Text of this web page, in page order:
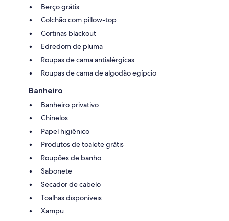
Berço grátis
Colchão com pillow-top
Cortinas blackout
Edredom de pluma
Roupas de cama antialérgicas
Roupas de cama de algodão egípcio
Banheiro
Banheiro privativo
Chinelos
Papel higiênico
Produtos de toalete grátis
Roupões de banho
Sabonete
Secador de cabelo
Toalhas disponíveis
Xampu